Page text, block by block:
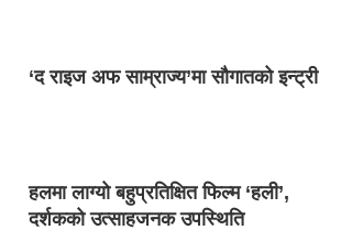
‘द राइज अफ साम्राज्य’मा सौगातको इन्ट्री
हलमा लाग्यो बहुप्रतिक्षित फिल्म ‘हली’,
दर्शकको उत्साहजनक उपस्थिति